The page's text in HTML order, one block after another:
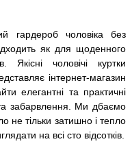
гардероб чоловіка без
як для щоденного
Якісні чоловічі куртки
інтернет-магазин
елегантні та практичні
забарвлення. Ми дбаємо
не тільки затишно і тепло
на всі сто відсотків.